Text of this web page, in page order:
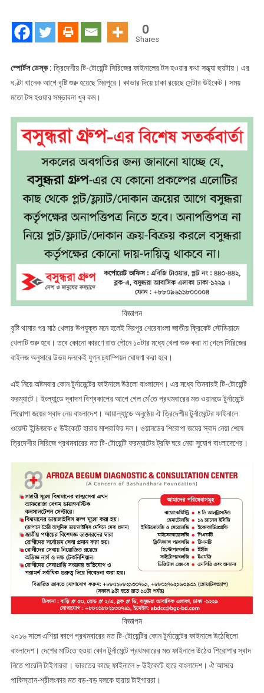
0
Shares
স্পোর্টস ডেস্ক : ত্রিদেশীয় টি-টোয়েন্টি সিরিজের ফাইনালের টস হওয়ার কথা সন্ধ্যা ছয়টায়। এর
ঘণ্টা খানেক আগে বৃষ্টি শুরু হয়েছে মিরপুরে। কাভার দিয়ে ঢাকা রয়েছে সেন্টার উইকেট। সময়
মতো টস হওয়ার সম্ভাবনা খুব কম।
বিজ্ঞাপন
বৃষ্টি থামার পর মাঠ খেলার উপযুক্ত মনে হলেই মিরপুর শেরেবাংলা জাতীয় ক্রিকেট স্টেডিয়ামে
খেলাটি শুরু হবে। তবে কোনো কারণে রাত পৌনে ১০টার মধ্যে খেলা শুরু করা না গেলে সিরিজের
বাইলজ অনুসারে উভয় দলকেই যুগ্ন চ্যাম্পিয়ন ঘোষণা করা হবে।
এই নিয়ে অষ্টমবার কোন টুর্নামেন্টের ফাইনালে উঠলো বাংলাদেশ। এর মধ্যে তিনবারই টি-টোয়েন্টি
ফরম্যাটে। ইংল্যান্ডে দ্বাদশ বিশ্বকাপের আগে গেল মে’তে প্রথমবারের মত ওয়ানডে টুর্নামেন্টে
শিরোপা জয়ের স্বাদ নেয় বাংলাদেশ। আয়াল্যান্ডে অনুষ্ঠেয় ঐ ত্রিদেশীয় টুর্নামেন্টের ফাইনালে
ওয়েস্ট ইন্ডিজকে ৫ উইকেটে হারায় মাশরাফির দল। ওয়ানডের শিরোপা জয়ের স্বাদ নেয়া শেষে
ত্রিদেশীয় সিরিজে প্রথমবারের মত টি-টোয়েন্টি ফরম্যাটের ট্রফি ঘরে নেয়া সুযোগ বাংলাদেশের।
বিজ্ঞাপন
২০১৬ সালে এশিয়া কাপে প্রথমবারের মত টি-টোয়েন্টির কোন টুর্নামেন্টের ফাইনালে উঠেছিলো
বাংলাদেশ। দেশের মাটিতে হওয়া কোন টুর্নামেন্টে প্রথমবারের মত ফাইনালে উঠেও শিরোপার স্বাদ
নিতে পারেনি টাইগাররা। ভারতের কাছে ফাইনালে ৮ উইকেটে হারে বাংলাদেশ। ঐ আসরে
পাকিস্তান-শ্রীলংকার মত বড়-বড় দলকে হারায় টাইগাররা।